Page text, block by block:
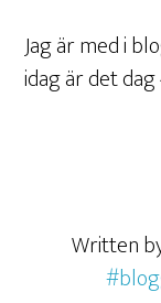
Jag är med i
idag är det
Written